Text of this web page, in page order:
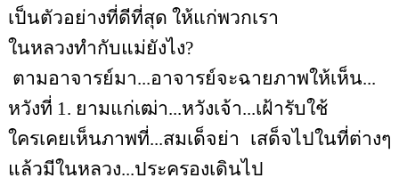
เป็นตัวอย่างที่ดีที่สุด ให้แก่พวกเรา
ในหลวงทำกับแม่ยังไง?
ตามอาจารย์มา...อาจารย์จะฉายภาพให้เห็น...
หวังที่ 1. ยามแก่เฒ่า...หวังเจ้า...เฝ้ารับใช้
ใครเคยเห็นภาพที่...สมเด็จย่า เสด็จไปในที่ต่างๆ
แล้วมีในหลวง...ประครองเดินไป